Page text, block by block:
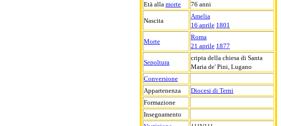
Età alla morte 76 anni
Nascita
Amelia
16 aprile 1801
Morte
Roma
21 aprile 1877
Sepoltura
cripta della chiesa di Santa
Maria de' Pini, Lugano
Conversione
Appartenenza
Diocesi di Terni
Formazione
Insegnamento